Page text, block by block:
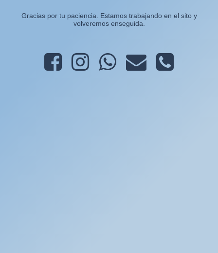
Gracias por tu paciencia. Estamos trabajando en el sito y
volveremos enseguida.